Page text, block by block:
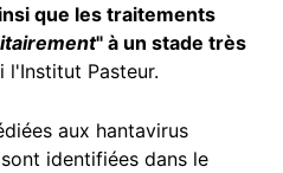
que les traitements
" à un stade très
l'Institut Pasteur.
aux hantavirus
identifiées dans le